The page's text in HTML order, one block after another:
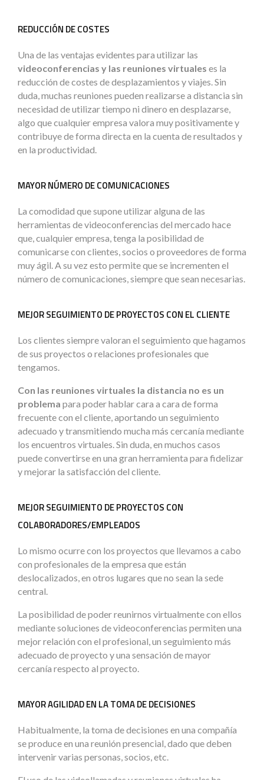
REDUCCIÓN DE COSTES
Una de las ventajas evidentes para utilizar las
videoconferencias y las reuniones virtuales es la
reducción de costes de desplazamientos y viajes. Sin
duda, muchas reuniones pueden realizarse a distancia sin
necesidad de utilizar tiempo ni dinero en desplazarse,
algo que cualquier empresa valora muy positivamente y
contribuye de forma directa en la cuenta de resultados y
en la productividad.
MAYOR NÚMERO DE COMUNICACIONES
La comodidad que supone utilizar alguna de las
herramientas de videoconferencias del mercado hace
que, cualquier empresa, tenga la posibilidad de
comunicarse con clientes, socios o proveedores de forma
muy ágil. A su vez esto permite que se incrementen el
número de comunicaciones, siempre que sean necesarias.
MEJOR SEGUIMIENTO DE PROYECTOS CON EL CLIENTE
Los clientes siempre valoran el seguimiento que hagamos
de sus proyectos o relaciones profesionales que
tengamos.
Con las reuniones virtuales la distancia no es un
problema para poder hablar cara a cara de forma
frecuente con el cliente, aportando un seguimiento
adecuado y transmitiendo mucha más cercanía mediante
los encuentros virtuales. Sin duda, en muchos casos
puede convertirse en una gran herramienta para fidelizar
y mejorar la satisfacción del cliente.
MEJOR SEGUIMIENTO DE PROYECTOS CON
COLABORADORES/EMPLEADOS
Lo mismo ocurre con los proyectos que llevamos a cabo
con profesionales de la empresa que están
deslocalizados, en otros lugares que no sean la sede
central.
La posibilidad de poder reunirnos virtualmente con ellos
mediante soluciones de videoconferencias permiten una
mejor relación con el profesional, un seguimiento más
adecuado de proyecto y una sensación de mayor
cercanía respecto al proyecto.
MAYOR AGILIDAD EN LA TOMA DE DECISIONES
Habitualmente, la toma de decisiones en una compañía
se produce en una reunión presencial, dado que deben
intervenir varias personas, socios, etc.